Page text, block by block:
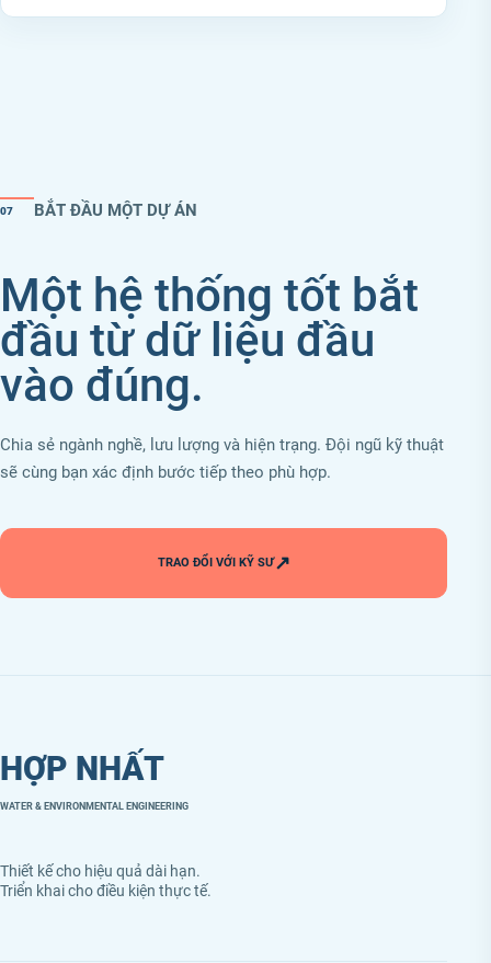
07 BẮT ĐẦU MỘT DỰ ÁN
Một hệ thống tốt bắt
đầu từ dữ liệu đầu
vào đúng.
Chia sẻ ngành nghề, lưu lượng và hiện trạng. Đội ngũ kỹ thuật
sẽ cùng bạn xác định bước tiếp theo phù hợp.
TRAO ĐỔI VỚI KỸ SƯ↗
HỢP NHẤT
WATER & ENVIRONMENTAL ENGINEERING
Thiết kế cho hiệu quả dài hạn.
Triển khai cho điều kiện thực tế.